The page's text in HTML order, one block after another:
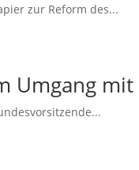
zur Reform des...
Umgang